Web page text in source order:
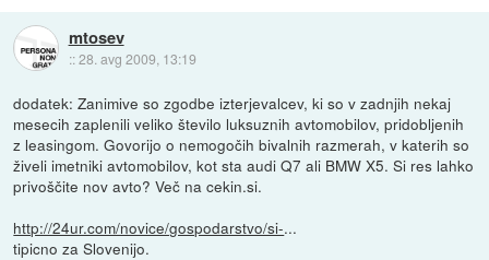
mtosev
::28. avg 2009, 13:19
dodatek: Zanimive so zgodbe izterjevalcev, ki so v zadnjih nekaj
mesecih zaplenili veliko število luksuznih avtomobilov, pridobljenih
z leasingom. Govorijo o nemogočih bivalnih razmerah, v katerih so
živeli imetniki avtomobilov, kot sta audi Q7 ali BMW X5. Si res lahko
privoščite nov avto? Več na cekin.si.
http://24ur.com/novice/gospodarstvo/si-...
tipicno za Slovenijo.